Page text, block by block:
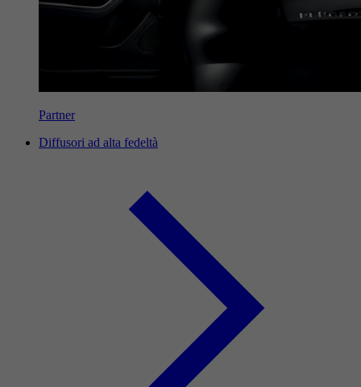
Partner
Diffusori ad alta fedeltà